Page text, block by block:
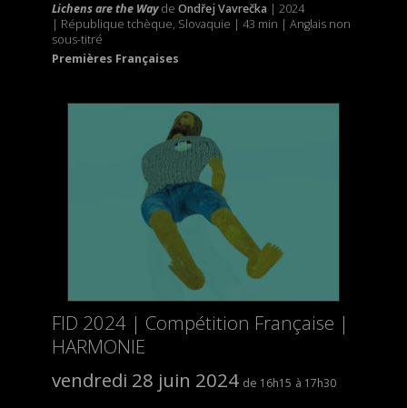
Lichens are the Wayde Ondřej Vavrečka | 2024
| République tchèque, Slovaquie | 43 min | Anglais non
sous-titré
Premières Françaises
FID 2024 | Compétition Française |
HARMONIE
vendredi 28 juin 2024
16h15 17h30